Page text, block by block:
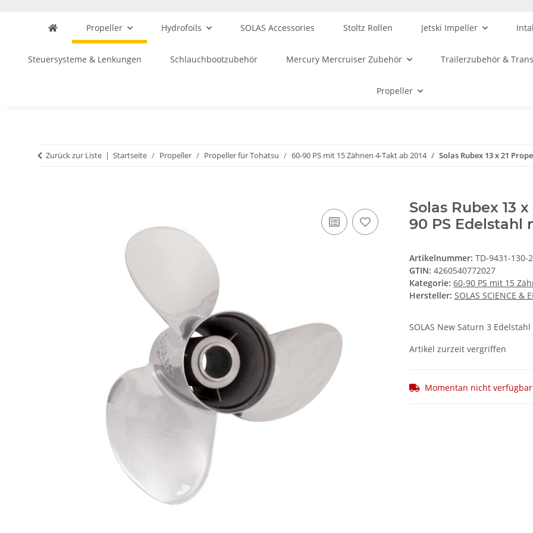
Propeller Hydrofoils SOLAS Accessories Stoltz Rollen Jetski Impeller
Steuersysteme & Lenkungen Schlauchbootzubehör Mercury Mercruiser Zubehör Trailerzubehör &
Propeller
Zurück zur Liste Startseite Propeller Propeller für Tohatsu 60-90 PS mit 15 Zähnen 4-Takt ab 2014 Solas Rubex 13 x 21
Solas Rubex 13
90 PS Edelstahl
Artikelnummer: TD-9431-130-
GTIN: 4260540772027
Kategorie: 60-90 PS mit 15
Hersteller: SOLAS SCIENCE &
SOLAS New Saturn 3
Artikel zurzeit vergriffen
Momentan nicht verfügbar